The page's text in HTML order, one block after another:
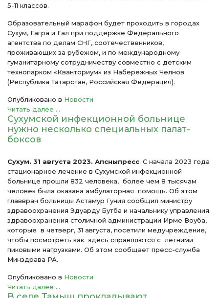
5-11 классов.
Образовательный марафон будет проходить в городах
Сухум, Гагра и Гал при поддержке Федерального
агентства по делам СНГ, соотечественников,
проживающих за рубежом, и по международному
гуманитарному сотрудничеству совместно с детским
технопарком «Кванториум» из Набережных Челнов
(Республика Татарстан, Российская Федерация).
Опубликовано в Новости
Читать далее ...
Сухумской инфекционной больнице
нужно несколько специальных палат-
боксов
Сухум. 31 августа 2023. Апсныпресс. С начала 2023 года
стационарное лечение в Сухумской инфекционной
больнице прошли 832 человека, более чем 8 тысячам
человек была оказана амбулаторная помощь. Об этом
главврач больницы Астамур Гуния сообщил министру
здравоохранения Эдуарду Бутба и начальнику управления
здравоохранения столичной администрации Ирме Воуба,
которые в четверг, 31 августа, посетили медучреждение,
чтобы посмотреть как здесь справляются с летними
пиковыми нагрузками. Об этом сообщает пресс-служба
Минздрава РА.
Опубликовано в Новости
Читать далее ...